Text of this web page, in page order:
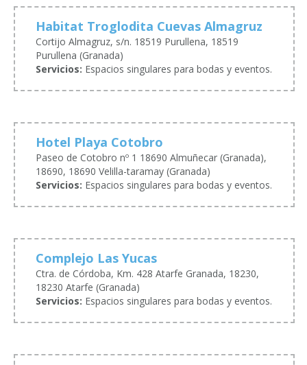
Habitat Troglodita Cuevas Almagruz
Cortijo Almagruz, s/n. 18519 Purullena, 18519
Purullena (Granada)
Servicios: Espacios singulares para bodas y eventos.
Hotel Playa Cotobro
Paseo de Cotobro nº 1 18690 Almuñecar (Granada),
18690, 18690 Velilla-taramay (Granada)
Servicios: Espacios singulares para bodas y eventos.
Complejo Las Yucas
Ctra. de Córdoba, Km. 428 Atarfe Granada, 18230,
18230 Atarfe (Granada)
Servicios: Espacios singulares para bodas y eventos.